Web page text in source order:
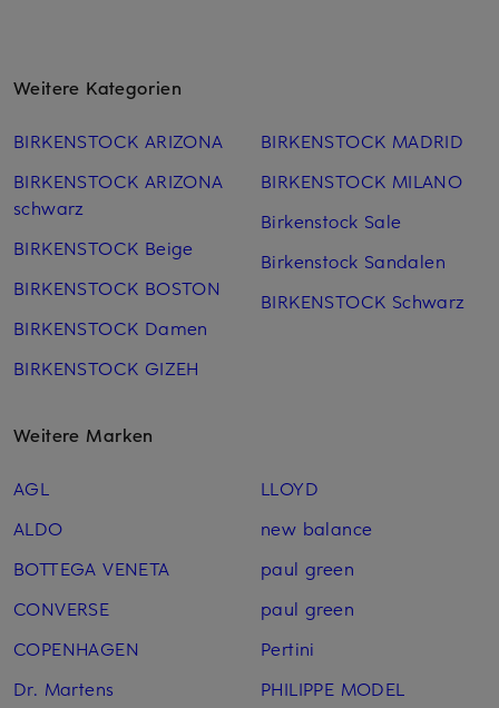
Weitere Kategorien
BIRKENSTOCK ARIZONA
BIRKENSTOCK ARIZONA
schwarz
BIRKENSTOCK Beige
BIRKENSTOCK BOSTON
BIRKENSTOCK Damen
BIRKENSTOCK GIZEH
BIRKENSTOCK MADRID
BIRKENSTOCK MILANO
Birkenstock Sale
Birkenstock Sandalen
BIRKENSTOCK Schwarz
Weitere Marken
AGL
ALDO
BOTTEGA VENETA
CONVERSE
COPENHAGEN
Dr. Martens
LLOYD
new balance
paul green
paul green
Pertini
PHILIPPE MODEL